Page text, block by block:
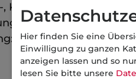
Kraftfahrt- und
sechs Wochen
sechs Wochen
Hier finden Sie eine
Einwilligung zu ganzen
anzeigen lassen und so
lesen Sie bitte unsere